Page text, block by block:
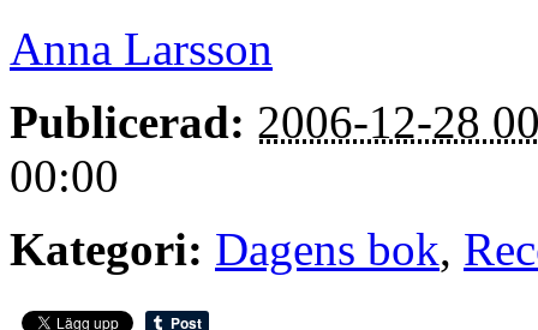
Anna Larsson
Publicerad: 2006-12-28
00:00
Kategori: Dagens bok,